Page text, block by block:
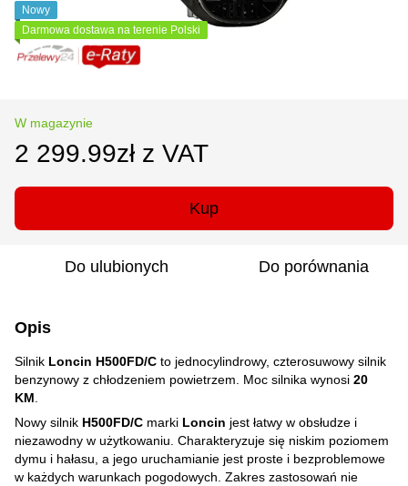
Nowy
Darmowa dostawa na terenie Polski
W magazynie
2 299.99zł z VAT
Kup
Do ulubionych Do porównania
Opis
Silnik Loncin H500FD/C to jednocylindrowy, czterosuwowy silnik
benzynowy z chłodzeniem powietrzem. Moc silnika wynosi 20
KM
Nowy silnik H500FD/C marki Loncin jest łatwy w obsłudze i
niezawodny w użytkowaniu. Charakteryzuje się niskim poziomem
dymu i hałasu, a jego uruchamianie jest proste i bezproblemowe
w każdych warunkach pogodowych. Zakres zastosowań nie